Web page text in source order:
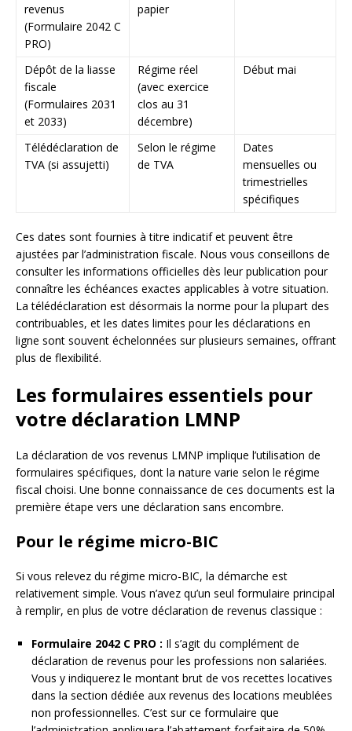
revenus
(Formulaire 2042 C
PRO)
papier
Dépôt de la liasse
fiscale
(Formulaires 2031
et 2033)
Régime réel
(avec exercice
clos au 31
décembre)
Début mai
Télédéclaration de
TVA (si assujetti)
Selon le régime
de TVA
Dates
mensuelles ou
trimestrielles
spécifiques
Ces dates sont fournies à titre indicatif et peuvent être
ajustées par l’administration fiscale. Nous vous conseillons de
consulter les informations officielles dès leur publication pour
connaître les échéances exactes applicables à votre situation.
La télédéclaration est désormais la norme pour la plupart des
contribuables, et les dates limites pour les déclarations en
ligne sont souvent échelonnées sur plusieurs semaines, offrant
plus de flexibilité.
Les formulaires essentiels pour
votre déclaration LMNP
La déclaration de vos revenus LMNP implique l’utilisation de
formulaires spécifiques, dont la nature varie selon le régime
fiscal choisi. Une bonne connaissance de ces documents est la
première étape vers une déclaration sans encombre.
Pour le régime micro-BIC
Si vous relevez du régime micro-BIC, la démarche est
relativement simple. Vous n’avez qu’un seul formulaire principal
à remplir, en plus de votre déclaration de revenus classique :
Formulaire 2042 C PRO : Il s’agit du complément de
déclaration de revenus pour les professions non salariées.
Vous y indiquerez le montant brut de vos recettes locatives
dans la section dédiée aux revenus des locations meublées
non professionnelles. C’est sur ce formulaire que